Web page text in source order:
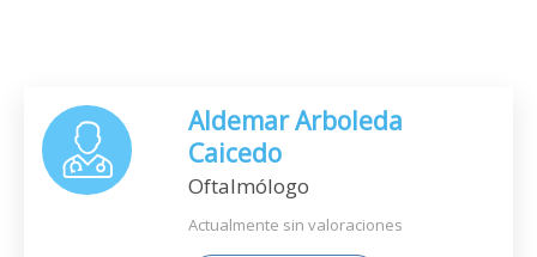
Aldemar Arboleda
Caicedo
Oftalmólogo
Actualmente sin valoraciones